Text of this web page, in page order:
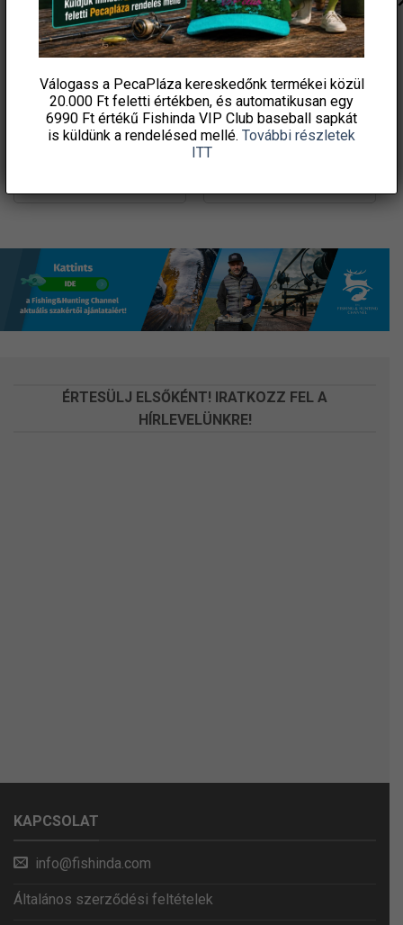
2 590Ft –4 990Ft Ártartomány:
2
590 Ft
-
4
PecaPláza
a
variációja
A
változatok
430Ft–1 250Ft
430 Ft
-
1
250 Ft
PecaPláza
a
variációja
van.
A
változatok
a
ÉRTESÜLJ ELSŐKÉNT! IRATKOZZ FEL A
HÍRLEVELÜNKRE!
KAPCSOLAT
info@fishinda.com
Általános szerződési feltételek
Válogass a PecaPláza kereskedőnk termékei közül
20.000 Ft feletti értékben, és automatikusan egy
6990 Ft értékű Fishinda VIP Club baseball sapkát
is küldünk a rendelésed mellé. További részletek
ITT